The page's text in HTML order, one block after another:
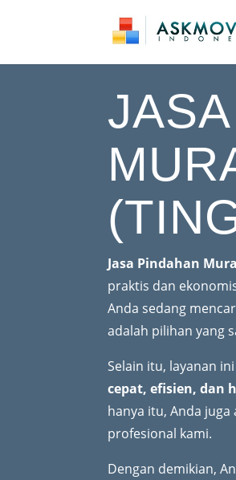
Jasa Pindahan
praktis dan
Anda sedang
adalah pilihan yang
Selain itu, layanan
cepat, efisien, dan
hanya itu, Anda
profesional kami.
Dengan demikian,